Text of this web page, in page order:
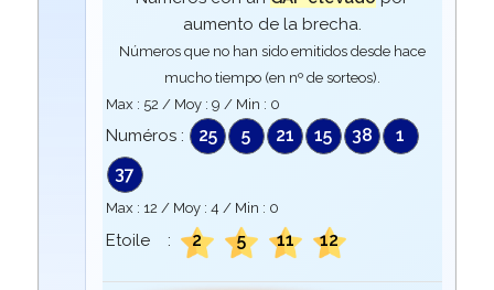
aumento de la brecha.
Números que no han sido emitidos desde hace
mucho tiempo (en nº de sorteos).
Max : 52 / Moy : 9 / Min : 0
Numéros : 25 5 21 15 38
1
37
Max : 12 / Moy : 4 / Min : 0
Etoile : 2 5 11 12